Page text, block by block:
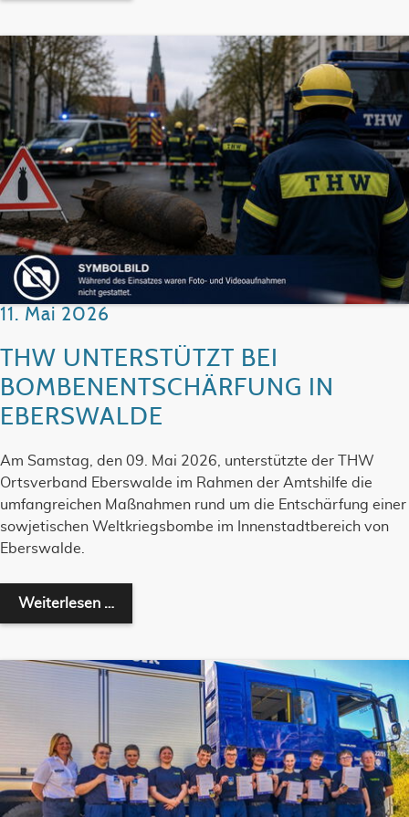
11. Mai 2026
THW UNTERSTÜTZT BEI
BOMBENENTSCHÄRFUNG IN
EBERSWALDE
Am Samstag, den 09. Mai 2026, unterstützte der THW
Ortsverband Eberswalde im Rahmen der Amtshilfe die
umfangreichen Maßnahmen rund um die Entschärfung einer
sowjetischen Weltkriegsbombe im Innenstadtbereich von
Eberswalde.
Weiterlesen …